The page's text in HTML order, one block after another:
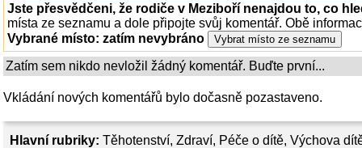
Hlavní rubriky: Těhotenství, Zdraví, Péče o dítě, Výchova
Jste přesvědčeni, že rodiče v Meziboří nenajdou to, co
místa ze seznamu a dole připojte svůj komentář. Obě
Vybrané místo: zatím nevybráno
Zatím sem nikdo nevložil žádný komentář. Buďte první...
Vkládání nových komentářů bylo dočasně pozastaveno.